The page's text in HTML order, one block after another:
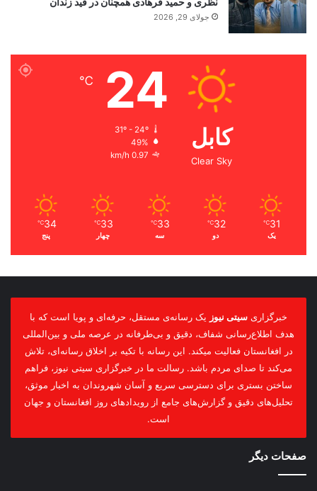
جولای 29, 2026
کابل
Clear Sky
24
℃
31º - 24º
49%
0.97 km/h
31
℃
یک
32
℃
دو
33
℃
سه
33
℃
چهار
34
℃
پنج
خبرگزاری سیتی نیوز یک رسانه‌ی مستقل، حرفه‌ای و پویا است که با
هدف اطلاع‌رسانی شفاف، دقیق و بی‌طرفانه در عرصه ملی و بین‌المللی
در افغانستان فعالیت میکند. این رسانه با تکیه بر اخلاق رسانه‌ای، تلاش
می‌کند تا صدای مردم باشد. رسالت ما در خبرگزاری سیتی نیوز، فراهم
ساختن بستری برای دسترسی سریع و آسان شهروندان به اخبار موثق،
تحلیل‌های دقیق و گزارش‌های جامع از رویدادهای روز افغانستان و جهان
است.
صفحات دیگر